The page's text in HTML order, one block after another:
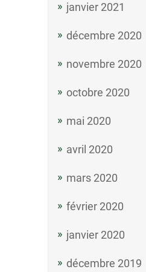
janvier 2021
décembre 2020
novembre 2020
octobre 2020
mai 2020
avril 2020
mars 2020
février 2020
janvier 2020
décembre 2019